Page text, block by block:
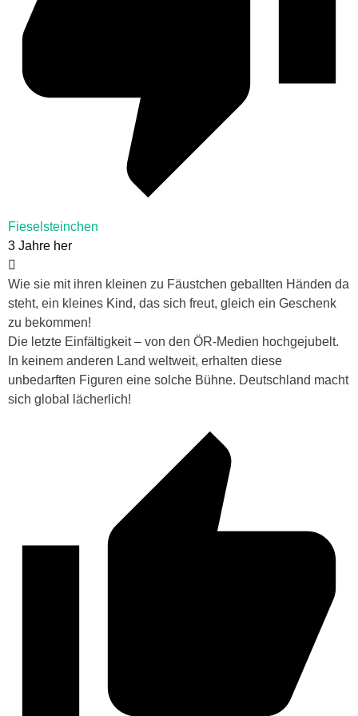
Fieselsteinchen
3 Jahre her
Wie sie mit ihren kleinen zu Fäustchen geballten Händen da
steht, ein kleines Kind, das sich freut, gleich ein Geschenk
zu bekommen!
Die letzte Einfältigkeit – von den ÖR-Medien hochgejubelt.
In keinem anderen Land weltweit, erhalten diese
unbedarften Figuren eine solche Bühne. Deutschland macht
sich global lächerlich!